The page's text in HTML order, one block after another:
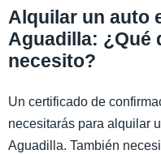
Alquilar un auto
Aguadilla: ¿Qué
necesito?
Un certificado de
necesitarás para alquilar
Aguadilla. También